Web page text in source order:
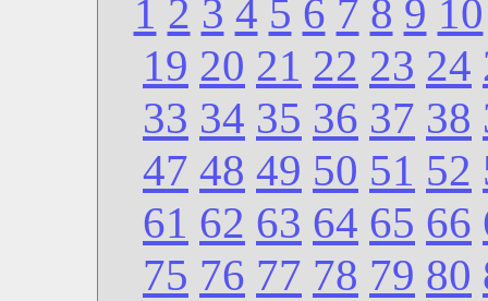
1 2 3 4 5 6 7 8 9 10
19 20 21 22 23 24
33 34 35 36 37 38
47 48 49 50 51 52
61 62 63 64 65 66
75 76 77 78 79 80